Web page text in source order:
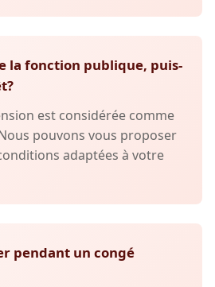
la fonction publique, puis-
est considérée comme
pouvons vous proposer
adaptées à votre
pendant un congé